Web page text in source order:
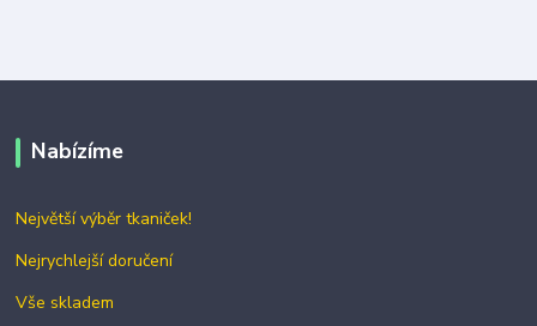
Nabízíme
Největší výběr tkaniček!
Nejrychlejší doručení
Vše skladem